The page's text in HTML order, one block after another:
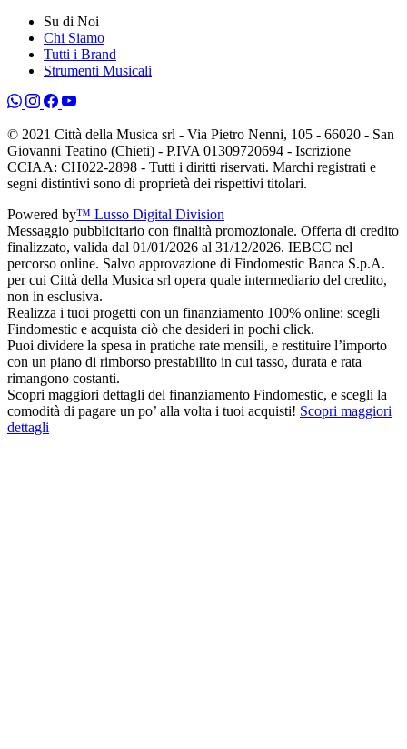
Su di Noi
Chi Siamo
Tutti i Brand
Strumenti Musicali
© 2021 Città della Musica srl - Via Pietro Nenni, 105 - 66020 - San
Giovanni Teatino (Chieti) - P.IVA 01309720694 - Iscrizione
CCIAA: CH022-2898 - Tutti i diritti riservati. Marchi registrati e
segni distintivi sono di proprietà dei rispettivi titolari.
Powered by™ Lusso Digital Division
Messaggio pubblicitario con finalità promozionale. Offerta di credito
finalizzato, valida dal 01/01/2026 al 31/12/2026. IEBCC nel
percorso online. Salvo approvazione di Findomestic Banca S.p.A.
per cui Città della Musica srl opera quale intermediario del credito,
non in esclusiva.
Realizza i tuoi progetti con un finanziamento 100% online: scegli
Findomestic e acquista ciò che desideri in pochi click.
Puoi dividere la spesa in pratiche rate mensili, e restituire l’importo
con un piano di rimborso prestabilito in cui tasso, durata e rata
rimangono costanti.
Scopri maggiori dettagli del finanziamento Findomestic, e scegli la
comodità di pagare un po’ alla volta i tuoi acquisti! Scopri maggiori
dettagli